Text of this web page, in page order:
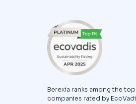
Berexia ranks among the top
companies rated by